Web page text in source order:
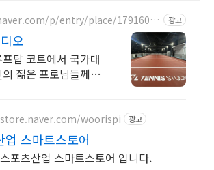
p/entry/place/17916044
광고
오
탑 코트에서 국가대
젊은 프로님들께서
woorispi 광고
업 스마트스토어
포츠산업 스마트스토어 입니다.